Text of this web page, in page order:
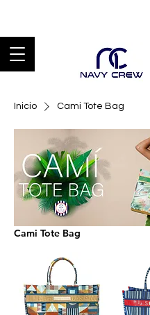
Inicio Cami Tote Bag
Cami Tote Bag